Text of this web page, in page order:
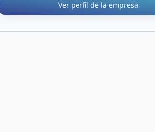
Ver perfil de la empresa